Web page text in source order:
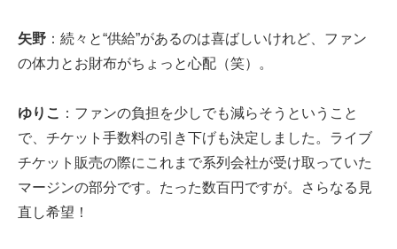
矢野 ：続々と“供給”があるのは喜ばしいけれど、ファン
の体力とお財布がちょっと心配（笑）。
ゆりこ
：ファンの負担を少しでも減らそうということ
で、チケット手数料の引き下げも決定しました。ライブ
チケット販売の際にこれまで系列会社が受け取っていた
マージンの部分です。たった数百円ですが。さらなる見
直し希望！